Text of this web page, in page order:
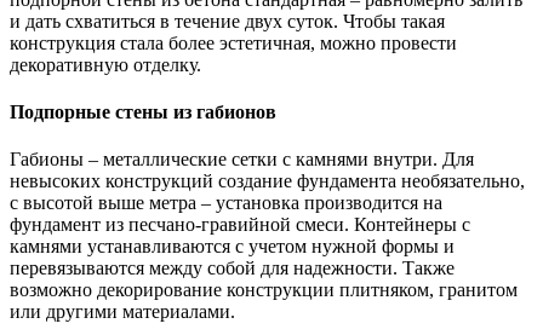
и дать схватиться в течение двух суток. Чтобы такая
конструкция стала более эстетичная, можно провести
декоративную отделку.
Подпорные стены из габионов
Габионы – металлические сетки с камнями внутри. Для
невысоких конструкций создание фундамента необязательно,
с высотой выше метра – установка производится на
фундамент из песчано-гравийной смеси. Контейнеры с
камнями устанавливаются с учетом нужной формы и
перевязываются между собой для надежности. Также
возможно декорирование конструкции плитняком, гранитом
или другими материалами.